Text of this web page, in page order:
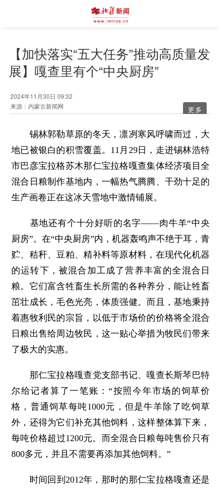
【加快落实“五大任务”推动高质量发
展】嘎查里有个“中央厨房”
2024年11月30日 09:32
来源：内蒙古新闻网
更多
锡林郭勒草原的冬天，凛冽寒风呼啸而过，大
地已被银白的积雪覆盖。11月29日，走进锡林浩特
市巴彦宝拉格苏木那仁宝拉格嘎查集体经济项目全
混合日粮制作基地内，一幅热气腾腾、干劲十足的
生产画卷正在这冰天雪地中激情铺展。
基地还有个十分好听的名字——肉牛羊“中央
厨房”。在“中央厨房”内，机器轰鸣声不绝于耳，青
贮、秸秆、豆粕、精补料等原材料，在现代化机器
的运转下，被混合加工成了营养丰富的全混合日
粮。它们富含牲畜生长所需的各种养分，能让牲畜
茁壮成长，毛色光亮，体质强健。而且，基地秉持
着惠牧利民的宗旨，以低于市场价的价格将全混合
日粮出售给周边牧民，这一贴心举措为牧民们带来
了极大的实惠。
那仁宝拉格嘎查党支部书记、嘎查长斯琴巴特
尔给记者算了一笔账：“按照今年市场的饲草价
格，普通饲草每吨1000元，但是牛羊除了吃饲草
外，还得为它们补充其他饲料，这样整体算下来，
每吨价格超过1200元。而全混合日粮每吨售价只有
800多元，并且不需要再添加其他饲料。”
时间回到2012年，那时的那仁宝拉格嘎查还是